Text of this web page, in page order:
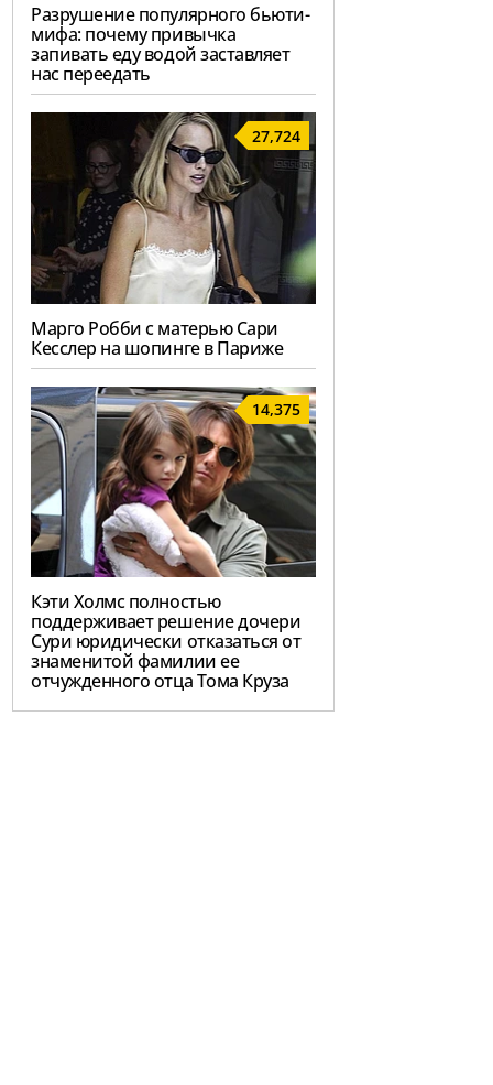
Разрушение популярного бьюти-
мифа: почему привычка
запивать еду водой заставляет
нас переедать
27,724
Марго Робби с матерью Сари
Кесслер на шопинге в Париже
14,375
Кэти Холмс полностью
поддерживает решение дочери
Сури юридически отказаться от
знаменитой фамилии ее
отчужденного отца Тома Круза